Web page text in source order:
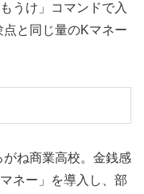
うけ」コマンドで入
と同じ量のKマネー
ね商業高校。金銭感
ネー」を導入し、部